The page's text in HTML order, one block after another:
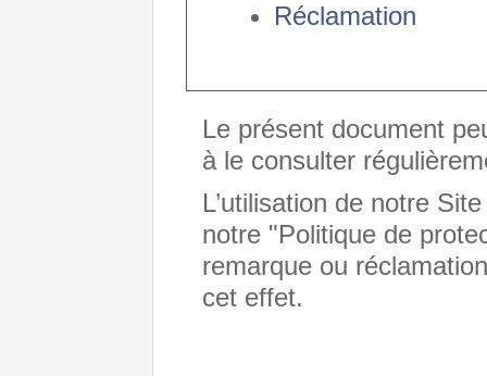
Réclamation
Le présent document
à le consulter
L’utilisation de notre
notre "Politique de
remarque ou
cet effet.